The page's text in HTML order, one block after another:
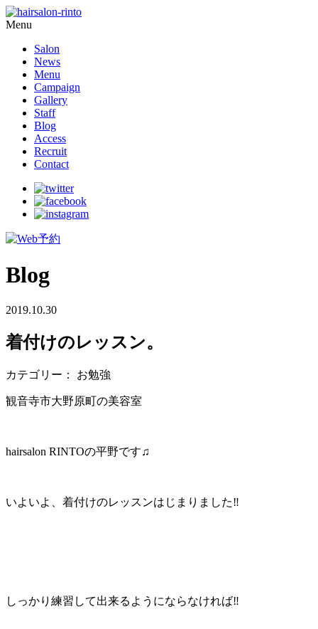
Menu
Salon
News
Menu
Campaign
Gallery
Staff
Blog
Access
Recruit
Contact
Blog
2019.10.30
着付けのレッスン。
カテゴリー： お勉強
観音寺市大野原町の美容室
hairsalon RINTOの平野です♫
いよいよ、着付けのレッスンはじまりました‼︎
しっかり練習して出来るようにならなければ‼︎